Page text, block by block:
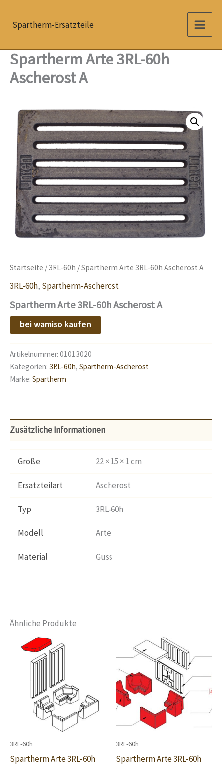
InhaltSpartherm-Ersatzteile
Spartherm Arte 3RL-60h
Ascherost A
Startseite / 3RL-60h / Spartherm Arte 3RL-60h Ascherost A
3RL-60h, Spartherm-Ascherost
Spartherm Arte 3RL-60h Ascherost A
bei wamiso kaufen
Artikelnummer: 01013020
Kategorien: 3RL-60h, Spartherm-Ascherost
Marke: Spartherm
Zusätzliche Informationen
Größe 22 × 15 × 1 cm
Ersatzteilart Ascherost
Typ 3RL-60h
Modell Arte
Material Guss
Ähnliche Produkte
3RL-60h
Spartherm Arte 3RL-60h
3RL-60h
Spartherm Arte 3RL-60h